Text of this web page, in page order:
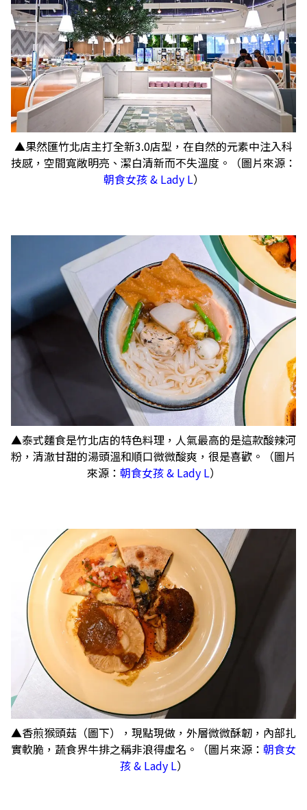
▲果然匯竹北店主打全新3.0店型，在自然的元素中注入科
技感，空間寬敞明亮、潔白清新而不失溫度。（圖片來源：
朝食女孩 & Lady L）
▲泰式麵食是竹北店的特色料理，人氣最高的是這款酸辣河
粉，清澈甘甜的湯頭溫和順口微微酸爽，很是喜歡。（圖片
來源： 朝食女孩 & Lady L）
▲香煎猴頭菇（圖下），現點現做，外層微微酥韌，內部扎
實軟脆，蔬食界牛排之稱非浪得虛名。（圖片來源： 朝食女
孩 & Lady L）